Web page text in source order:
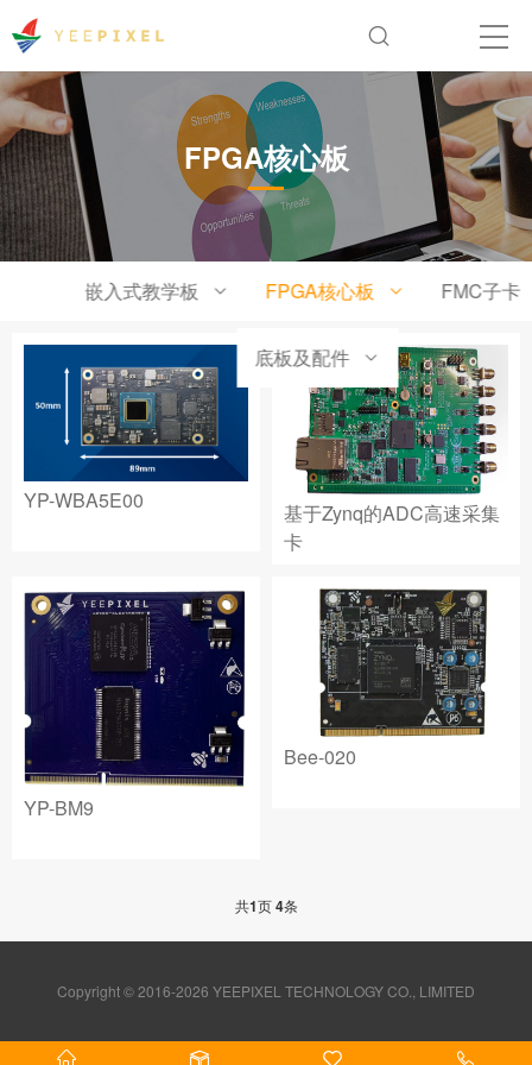
FPGA核心板
嵌入式教学板 FPGA核心板 FMC子卡
底板及配件
YP-WBA5E00
基于Zynq的ADC高速采集
卡
YP-BM9
Bee-020
共1页4条
Copyright © 2016-2026 YEEPIXEL TECHNOLOGY CO., LIMITED